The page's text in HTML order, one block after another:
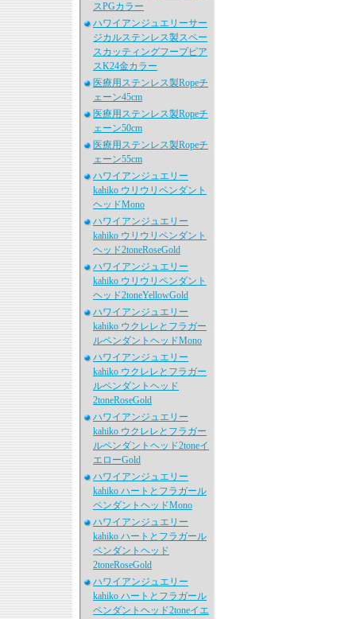
スPGカラー
ハワイアンジュエリーサー
ジカルステンレス製スペー
スカッティングフープピア
スK24金カラー
医療用ステンレス製Ropeチ
ェーン45cm
医療用ステンレス製Ropeチ
ェーン50cm
医療用ステンレス製Ropeチ
ェーン55cm
ハワイアンジュエリー
kahiko ウリウリペンダント
ヘッドMono
ハワイアンジュエリー
kahiko ウリウリペンダント
ヘッド2toneRoseGold
ハワイアンジュエリー
kahiko ウリウリペンダント
ヘッド2toneYellowGold
ハワイアンジュエリー
kahiko ウクレレとフラガー
ルペンダントヘッドMono
ハワイアンジュエリー
kahiko ウクレレとフラガー
ルペンダントヘッド
2toneRoseGold
ハワイアンジュエリー
kahiko ウクレレとフラガー
ルペンダントヘッド2toneイ
エローGold
ハワイアンジュエリー
kahiko ハートとフラガール
ペンダントヘッドMono
ハワイアンジュエリー
kahiko ハートとフラガール
ペンダントヘッド
2toneRoseGold
ハワイアンジュエリー
kahiko ハートとフラガール
ペンダントヘッド2toneイエ